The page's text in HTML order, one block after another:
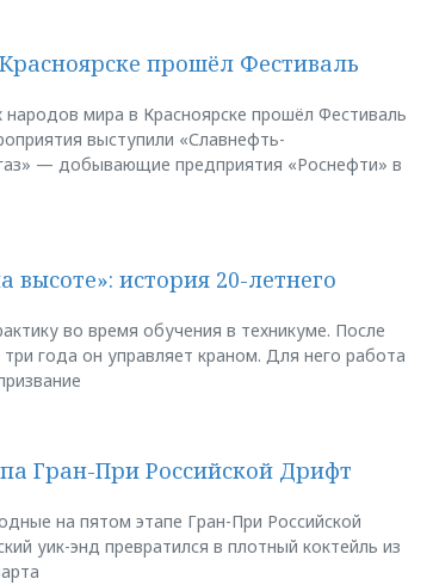
прошёл Фестиваль
мира в Красноярске прошёл Фестиваль
выступили «Славнефть-
— добывающие предприятия «Роснефти» в
высоте»: история 20-летнего
во время обучения в техникуме. После
года он управляет краном. Для него работа
Гран-При Российской Дрифт
на пятом этапе Гран-При Российской
уик-энд превратился в плотный коктейль из